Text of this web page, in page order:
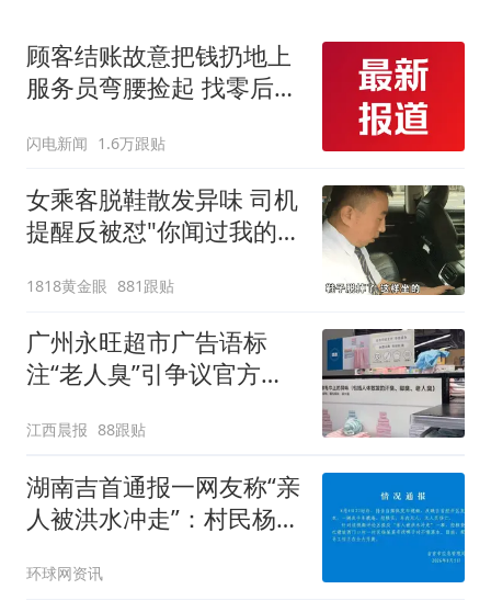
顾客结账故意把钱扔地上
服务员弯腰捡起 找零后照
员是我儿子 他没做错 奖
励100元
闪电新闻 1.6万跟贴
女乘客脱鞋散发异味 司机
提醒反被怼"你闻过我的脚
1818黄金眼 881跟贴
广州永旺超市广告语标
注“老人臭”引争议官方回
核实完毕后会回电
江西晨报 88跟贴
湖南吉首通报一网友称“亲
人被洪水冲走”：村民杨某
搜寻工作正全力开展
环球网资讯